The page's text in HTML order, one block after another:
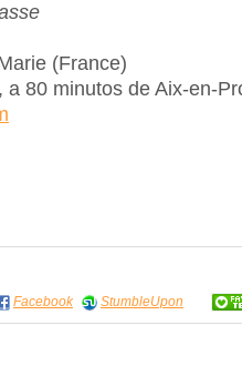
(France)
80 minutos de Aix-en-
Facebook StumbleUpon